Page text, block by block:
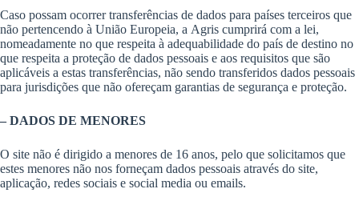
Caso possam ocorrer transferências de dados para países terceiros que
não pertencendo à União Europeia, a Agris cumprirá com a lei,
nomeadamente no que respeita à adequabilidade do país de destino no
que respeita a proteção de dados pessoais e aos requisitos que são
aplicáveis a estas transferências, não sendo transferidos dados pessoais
para jurisdições que não ofereçam garantias de segurança e proteção.
– DADOS DE MENORES
O site não é dirigido a menores de 16 anos, pelo que solicitamos que
estes menores não nos forneçam dados pessoais através do site,
aplicação, redes sociais e social media ou emails.